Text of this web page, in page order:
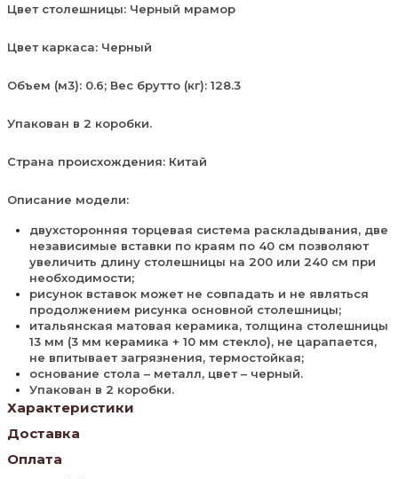
Цвет столешницы: Черный мрамор
Цвет каркаса: Черный
Объем (м3): 0.6; Вес брутто (кг): 128.3
Упакован в 2 коробки.
Страна происхождения: Китай
Описание модели:
двухсторонняя торцевая система раскладывания, две
независимые вставки по краям по 40 см позволяют
увеличить длину столешницы на 200 или 240 см при
необходимости;
рисунок вставок может не совпадать и не являться
продолжением рисунка основной столешницы;
итальянская матовая керамика, толщина столешницы
13 мм (3 мм керамика + 10 мм стекло), не царапается,
не впитывает загрязнения, термостойкая;
основание стола – металл, цвет – черный.
Упакован в 2 коробки.
Характеристики
Доставка
Оплата